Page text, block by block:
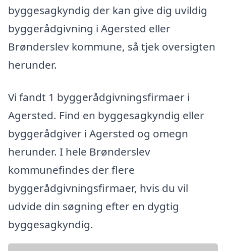
byggesagkyndig der kan give dig uvildig
byggerådgivning i Agersted eller
Brønderslev kommune, så tjek oversigten
herunder.
Vi fandt 1 byggerådgivningsfirmaer i
Agersted. Find en byggesagkyndig eller
byggerådgiver i Agersted og omegn
herunder. I hele Brønderslev
kommunefindes der flere
byggerådgivningsfirmaer, hvis du vil
udvide din søgning efter en dygtig
byggesagkyndig.